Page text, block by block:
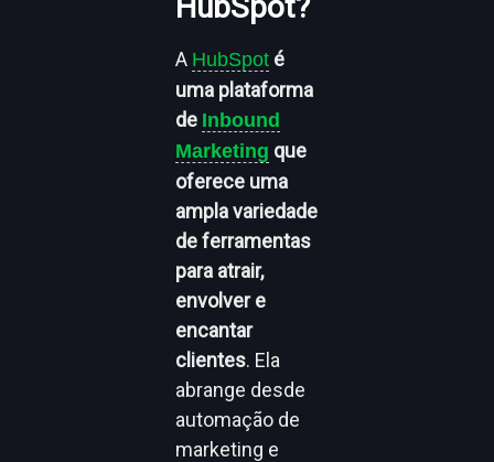
A HubSpot é
uma plataforma
de Inbound
Marketing que
oferece uma
ampla variedade
de ferramentas
para atrair,
envolver e
encantar
clientes. Ela
abrange desde
automação de
marketing e